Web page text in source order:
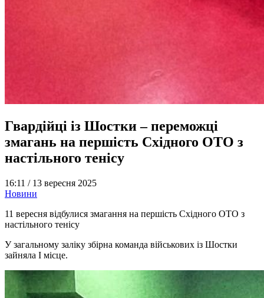
Гвардійці із Шостки – переможці
змагань на першість Східного ОТО з
настільного тенісу
16:11 / 13 вересня 2025
Новини
11 вересня відбулися змагання на першість Східного ОТО з
настільного тенісу
У загальному заліку збірна команда військових із Шостки
зайняла І місце.